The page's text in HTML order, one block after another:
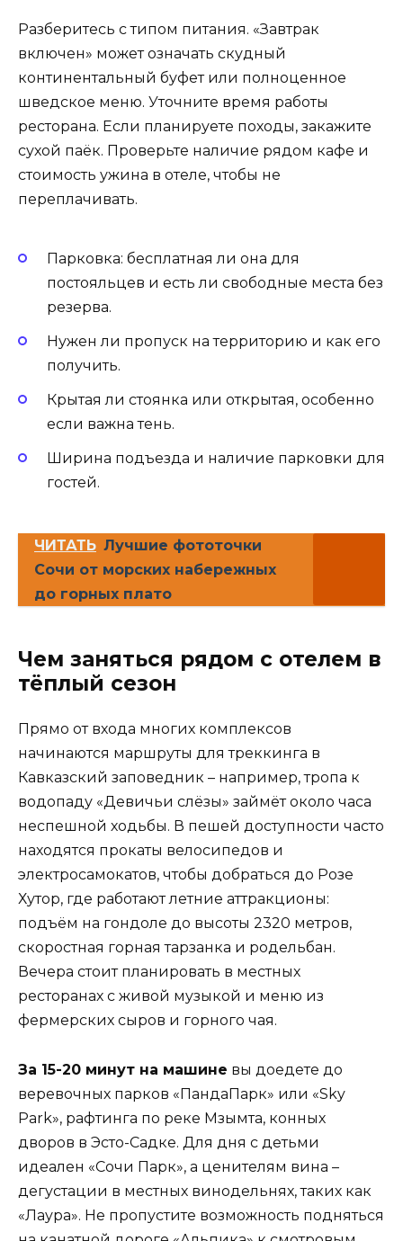
Разберитесь с типом питания. «Завтрак
включен» может означать скудный
континентальный буфет или полноценное
шведское меню. Уточните время работы
ресторана. Если планируете походы, закажите
сухой паёк. Проверьте наличие рядом кафе и
стоимость ужина в отеле, чтобы не
переплачивать.
Парковка: бесплатная ли она для
постояльцев и есть ли свободные места без
резерва.
Нужен ли пропуск на территорию и как его
получить.
Крытая ли стоянка или открытая, особенно
если важна тень.
Ширина подъезда и наличие парковки для
гостей.
ЧИТАТЬ Лучшие фототочки
Сочи от морских набережных
до горных плато
Чем заняться рядом с отелем в
тёплый сезон
Прямо от входа многих комплексов
начинаются маршруты для треккинга в
Кавказский заповедник – например, тропа к
водопаду «Девичьи слёзы» займёт около часа
неспешной ходьбы. В пешей доступности часто
находятся прокаты велосипедов и
электросамокатов, чтобы добраться до Розе
Хутор, где работают летние аттракционы:
подъём на гондоле до высоты 2320 метров,
скоростная горная тарзанка и родельбан.
Вечера стоит планировать в местных
ресторанах с живой музыкой и меню из
фермерских сыров и горного чая.
За 15-20 минут на машине вы доедете до
веревочных парков «ПандаПарк» или «Sky
Park», рафтинга по реке Мзымта, конных
дворов в Эсто-Садке. Для дня с детьми
идеален «Сочи Парк», а ценителям вина –
дегустации в местных винодельнях, таких как
«Лаура». Не пропустите возможность подняться